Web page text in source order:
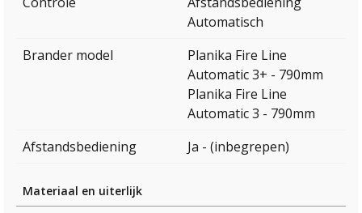
Automatisch
Brander model
Planika Fire Line
Automatic 3+ - 790mm
Planika Fire Line
Automatic 3 - 790mm
Afstandsbediening
Ja - (inbegrepen)
Materiaal en uiterlijk